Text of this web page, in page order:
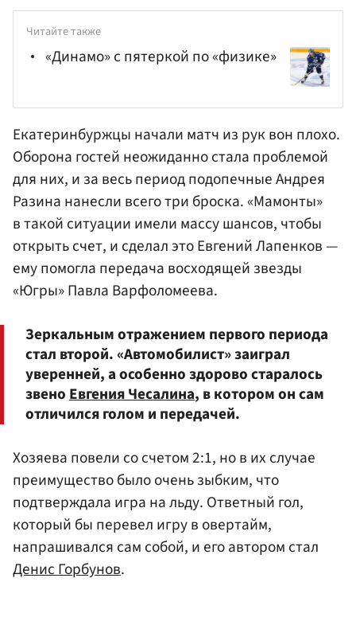
Читайте также
«Динамо» с пятеркой по «физике»
Екатеринбуржцы начали матч из рук вон плохо.
Оборона гостей неожиданно стала проблемой
для них, и за весь период подопечныеАндрея
Разина нанесли всего три броска. «Мамонты»
в такой ситуации имели массу шансов, чтобы
открыть счет, и сделал это Евгений Лапенков —
ему помогла передача восходящей звезды
«Югры» Павла Варфоломеева.
Зеркальным отражением первого периода
стал второй. «Автомобилист» заиграл
уверенней, а особенно здорово старалось
звено Евгения Чесалина, в котором он сам
отличился голом и передачей.
Хозяева повели со счетом 2:1, но в их случае
преимущество было очень зыбким, что
подтверждала игра на льду. Ответный гол,
который бы перевел игру в овертайм,
напрашивался сам собой, и его автором стал
Денис Горбунов.